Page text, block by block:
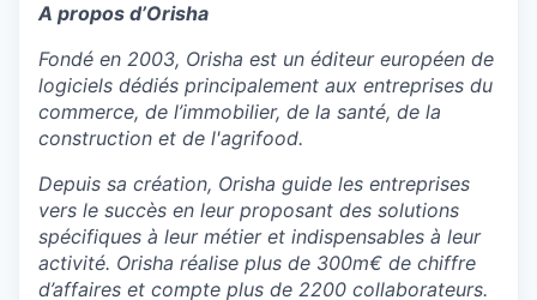
A propos d’Orisha
Fondé en 2003, Orisha est un éditeur européen de
logiciels dédiés principalement aux entreprises du
commerce, de l’immobilier, de la santé, de la
construction et de l'agrifood.
Depuis sa création, Orisha guide les entreprises
vers le succès en leur proposant des solutions
spécifiques à leur métier et indispensables à leur
activité. Orisha réalise plus de 300m€ de chiffre
d’affaires et compte plus de 2200 collaborateurs.